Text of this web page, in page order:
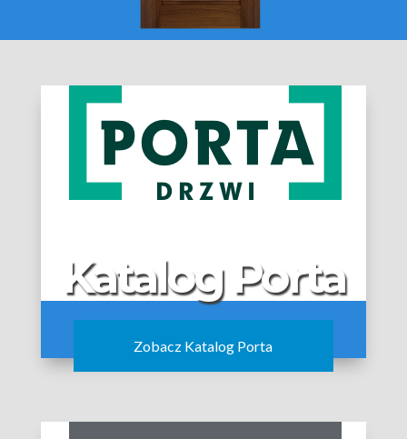
Katalog Porta
Zobacz Katalog Porta